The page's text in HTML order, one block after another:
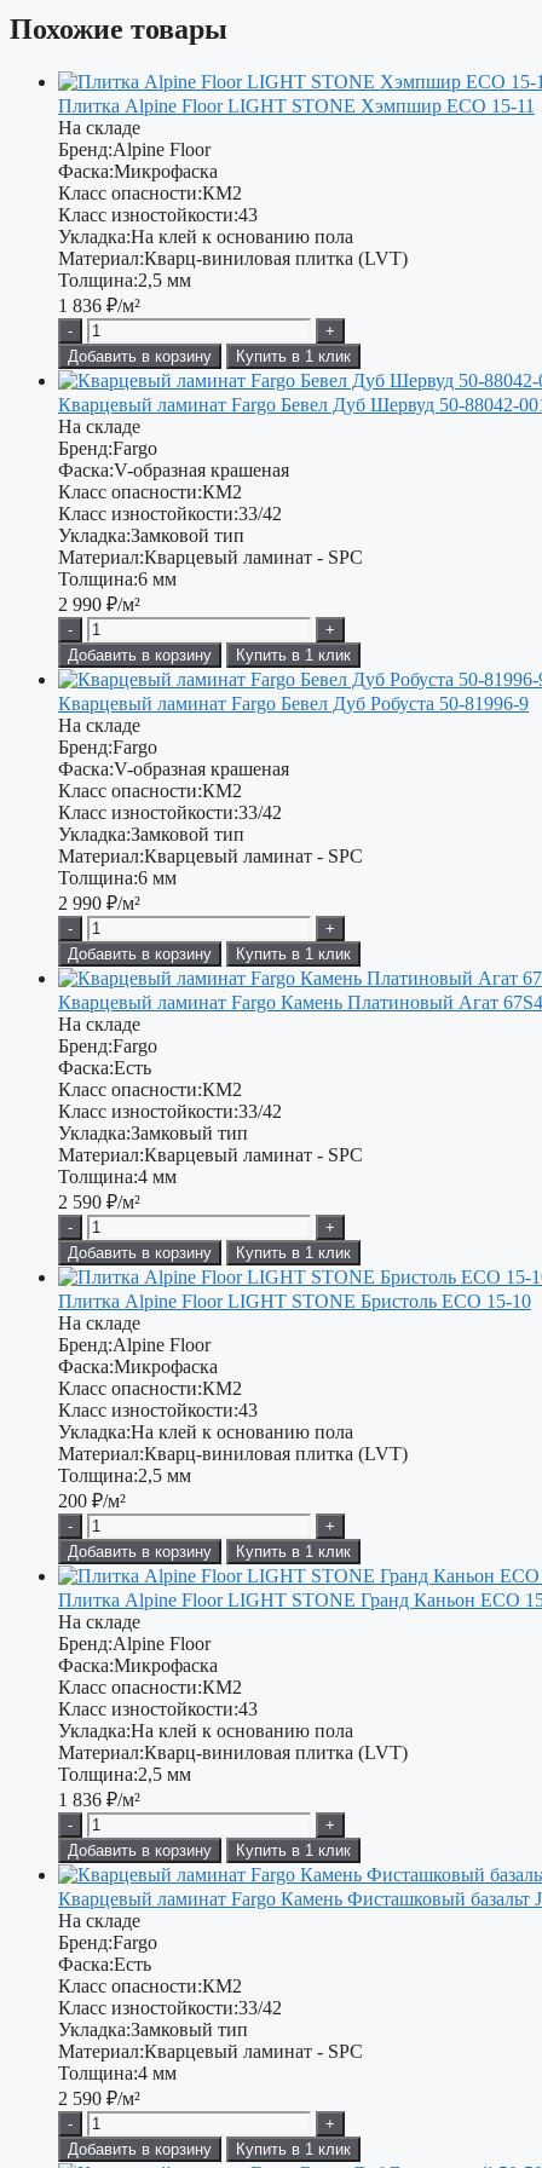
Похожие товары
Плитка Alpine Floor LIGHT STONE Хэмпшир ЕСО 15-11
На складе
Бренд:Alpine Floor
Фаска:Микрофаска
Класс опасности:КМ2
Класс изностойкости:43
Укладка:На клей к основанию пола
Материал:Кварц-виниловая плитка (LVT)
Толщина:2,5 мм
1 836 ₽/м²
-
+
Добавить в корзину
Купить в 1 клик
Кварцевый ламинат Fargo Бевел Дуб Шервуд 50-88042-
На складе
Бренд:Fargo
Фаска:V-образная крашеная
Класс опасности:КМ2
Класс изностойкости:33/42
Укладка:Замковой тип
Материал:Кварцевый ламинат - SPC
Толщина:6 мм
2 990 ₽/м²
-
+
Добавить в корзину
Купить в 1 клик
Кварцевый ламинат Fargo Бевел Дуб Робуста 50-81996-9
На складе
Бренд:Fargo
Фаска:V-образная крашеная
Класс опасности:КМ2
Класс изностойкости:33/42
Укладка:Замковой тип
Материал:Кварцевый ламинат - SPC
Толщина:6 мм
2 990 ₽/м²
-
+
Добавить в корзину
Купить в 1 клик
Кварцевый ламинат Fargo Камень Платиновый Агат
На складе
Бренд:Fargo
Фаска:Есть
Класс опасности:КМ2
Класс изностойкости:33/42
Укладка:Замковый тип
Материал:Кварцевый ламинат - SPC
Толщина:4 мм
2 590 ₽/м²
-
+
Добавить в корзину
Купить в 1 клик
Плитка Alpine Floor LIGHT STONE Бристоль ЕСО 15-10
На складе
Бренд:Alpine Floor
Фаска:Микрофаска
Класс опасности:КМ2
Класс изностойкости:43
Укладка:На клей к основанию пола
Материал:Кварц-виниловая плитка (LVT)
Толщина:2,5 мм
200 ₽/м²
-
+
Добавить в корзину
Купить в 1 клик
Плитка Alpine Floor LIGHT STONE Гранд Каньон ЕСО
На складе
Бренд:Alpine Floor
Фаска:Микрофаска
Класс опасности:КМ2
Класс изностойкости:43
Укладка:На клей к основанию пола
Материал:Кварц-виниловая плитка (LVT)
Толщина:2,5 мм
1 836 ₽/м²
-
+
Добавить в корзину
Купить в 1 клик
Кварцевый ламинат Fargo Камень Фисташковый базальт
На складе
Бренд:Fargo
Фаска:Есть
Класс опасности:КМ2
Класс изностойкости:33/42
Укладка:Замковый тип
Материал:Кварцевый ламинат - SPC
Толщина:4 мм
2 590 ₽/м²
-
+
Добавить в корзину
Купить в 1 клик